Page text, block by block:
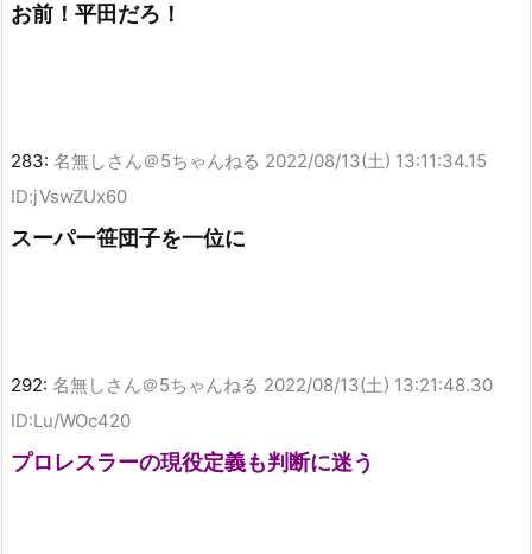
お前！平田だろ！
283: 名無しさん＠5ちゃんねる 2022/08/13(土) 13:11:34.15
ID:jVswZUx60
スーパー笹団子を一位に
292: 名無しさん＠5ちゃんねる 2022/08/13(土) 13:21:48.30
ID:Lu/WOc420
プロレスラーの現役定義も判断に迷う